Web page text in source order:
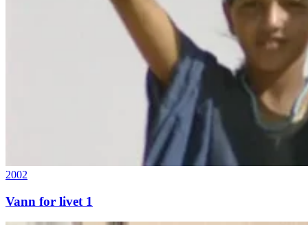
2002
Vann for livet 1